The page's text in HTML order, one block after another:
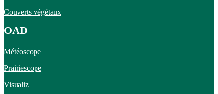
Couverts végétaux
OAD
Météoscope
Prairiescope
Visualiz